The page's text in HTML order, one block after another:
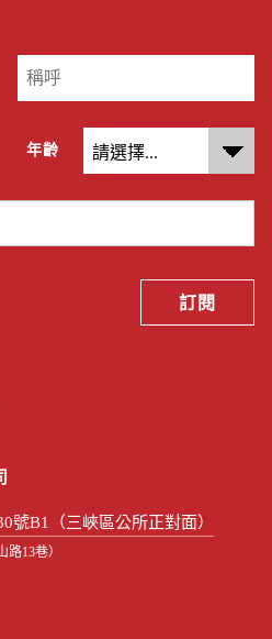
年齡
號B1（三峽區公所正對面）
13巷）